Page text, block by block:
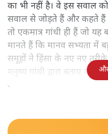
का भी नहीं है। वे इस सवाल
सवाल से जोड़ते हैं और कहते हैं
तो एकमात्र गांधी ही हैं जो
मानते हैं कि मानव सभ्यता में
समूहों ने हिंसा के नए नए
मनुष्य गांधी द्वारा बताए गए
अपनाएगा।